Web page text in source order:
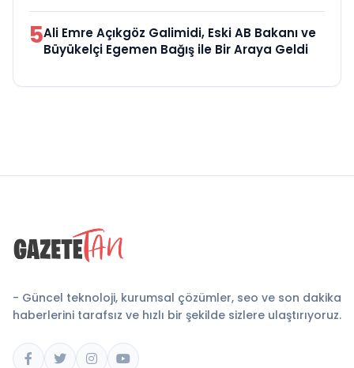
5Ali Emre Açıkgöz Galimidi, Eski AB Bakanı ve
Büyükelçi Egemen Bağış ile Bir Araya Geldi
- Güncel teknoloji, kurumsal çözümler, seo ve son dakika
haberlerini tarafsız ve hızlı bir şekilde sizlere ulaştırıyoruz.